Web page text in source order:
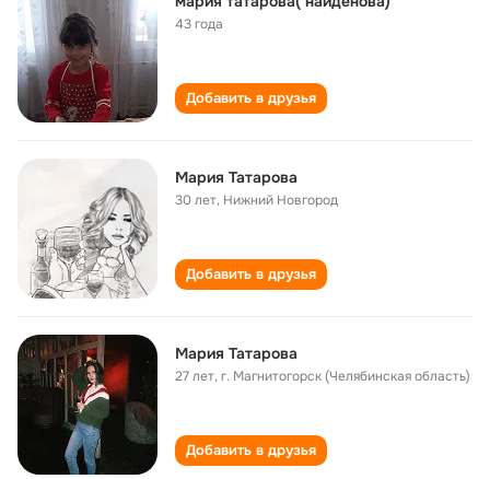
43 года
Добавить в друзья
Мария Татарова
30 лет, Нижний Новгород
Добавить в друзья
Мария Татарова
27 лет,г. Магнитогорск (Челябинская область)
Добавить в друзья